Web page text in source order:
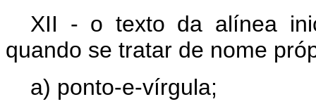
XII - o texto da alínea
quando se tratar de nome
a) ponto-e-vírgula;